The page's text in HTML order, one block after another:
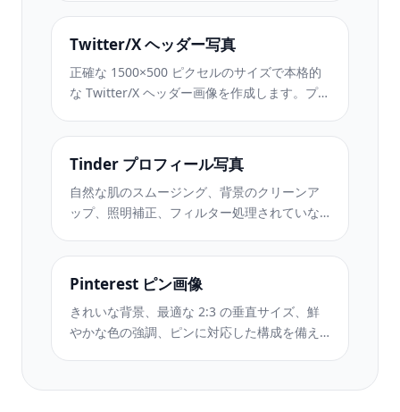
ップと CTA ボタンの配置に適切な安全ゾーン
を設けたクリーンなブランド イメージ。
Twitter/X ヘッダー写真
正確な 1500×500 ピクセルのサイズで本格的
な Twitter/X ヘッダー画像を作成します。プロ
ドとライト モードの両方で機能します。
Tinder プロフィール写真
自然な肌のスムージング、背景のクリーンア
ップ、照明補正、フィルター処理されていな
を使用して、デート プロフィール写真を強化
します。
Pinterest ピン画像
きれいな背景、最適な 2:3 の垂直サイズ、鮮
やかな色の強調、ピンに対応した構成を備え